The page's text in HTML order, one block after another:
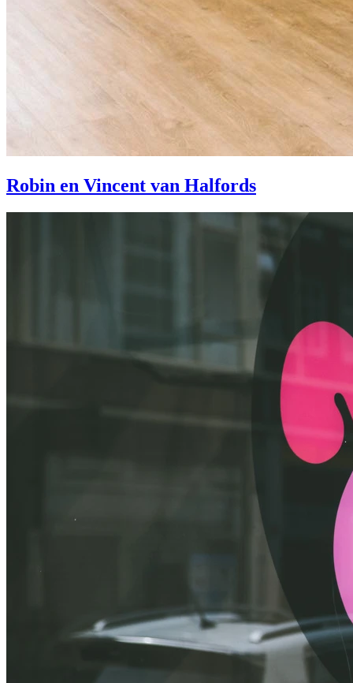
Robin en Vincent van Halfords